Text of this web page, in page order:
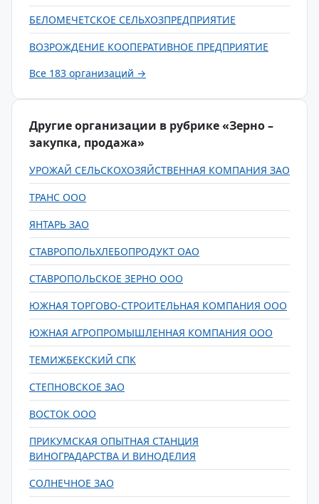
БЕЛОМЕЧЕТСКОЕ СЕЛЬХОЗПРЕДПРИЯТИЕ
ВОЗРОЖДЕНИЕ КООПЕРАТИВНОЕ ПРЕДПРИЯТИЕ
Все 183 организаций →
Другие организации в рубрике «Зерно –
закупка, продажа»
УРОЖАЙ СЕЛЬСКОХОЗЯЙСТВЕННАЯ КОМПАНИЯ ЗАО
ТРАНС ООО
ЯНТАРЬ ЗАО
СТАВРОПОЛЬХЛЕБОПРОДУКТ ОАО
СТАВРОПОЛЬСКОЕ ЗЕРНО ООО
ЮЖНАЯ ТОРГОВО-СТРОИТЕЛЬНАЯ КОМПАНИЯ ООО
ЮЖНАЯ АГРОПРОМЫШЛЕННАЯ КОМПАНИЯ ООО
ТЕМИЖБЕКСКИЙ СПК
СТЕПНОВСКОЕ ЗАО
ВОСТОК ООО
ПРИКУМСКАЯ ОПЫТНАЯ СТАНЦИЯ
ВИНОГРАДАРСТВА И ВИНОДЕЛИЯ
СОЛНЕЧНОЕ ЗАО